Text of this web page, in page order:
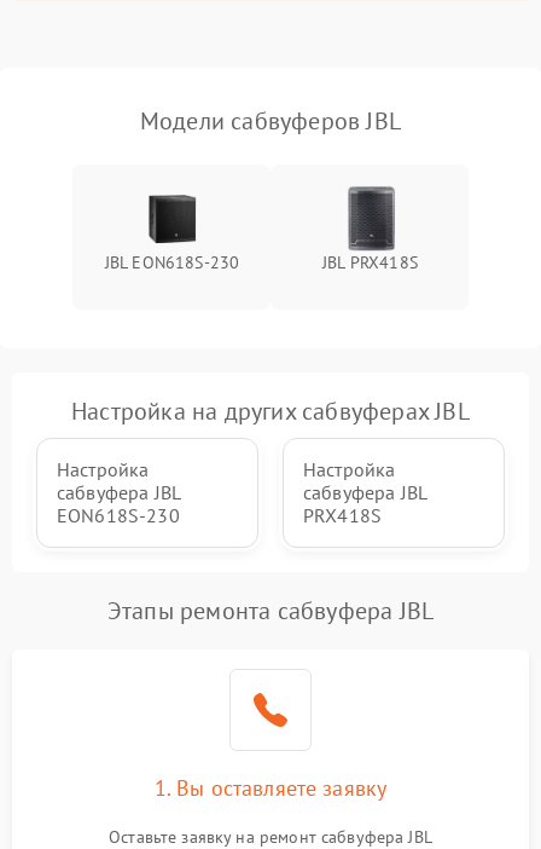
защиты от короткого
1000 ₽ Подробнее →
перенапряжения
Подробнее →
Неисправность системы
Подробнее →
Неисправность системы
защиты от перегрева
Модели сабвуферов JBL
JBL EON618S-230 JBL PRX418S
Настройка на других сабвуферах JBL
Настройка
сабвуфера JBL
EON618S-230
Настройка
сабвуфера JBL
PRX418S
Этапы ремонта сабвуфера JBL
1. Вы оставляете заявку
Оставьте заявку на ремонт сабвуфера JBL